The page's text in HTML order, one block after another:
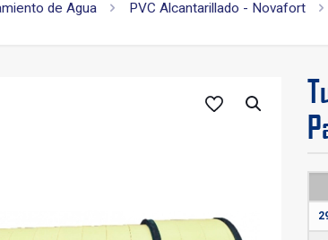
de Agua PVC Alcantarillado - Novafort